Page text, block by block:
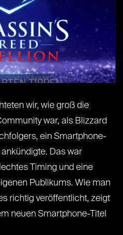
wir, wie groß die
war, als Blizzard
ein Smartphone-
Das war
Timing und eine
Publikums. Wie man
richtig veröffentlicht, zeigt
neuen Smartphone-Titel